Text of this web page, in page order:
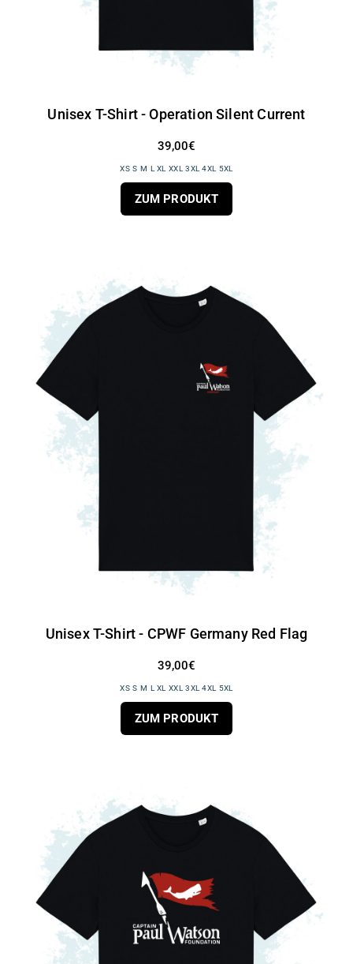
Unisex T-Shirt - Operation Silent Current
39,00€
XS S M L XL XXL 3XL 4XL 5XL
ZUM PRODUKT
Unisex T-Shirt - CPWF Germany Red Flag
39,00€
XS S M L XL XXL 3XL 4XL 5XL
ZUM PRODUKT